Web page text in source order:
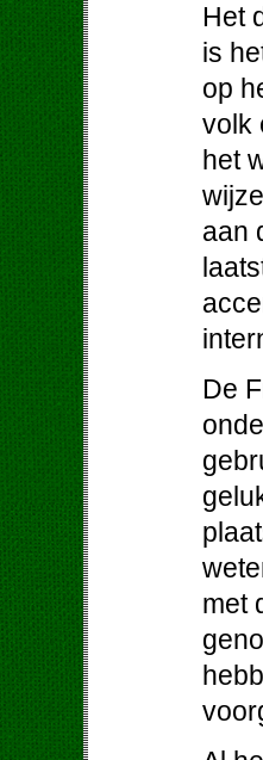
Het
is
op
volk
het
aan
De
met